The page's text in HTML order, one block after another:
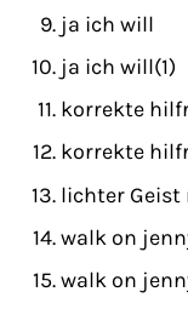
ja ich will
ja ich will(1)
korrekte
korrekte
lichter
walk on
walk on